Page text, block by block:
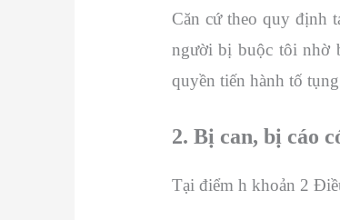
Căn cứ theo quy định
người bị buộc tôi nhờ
quyền tiến hành tố
2. Bị can, bị cáo
Tại điểm h khoản 2